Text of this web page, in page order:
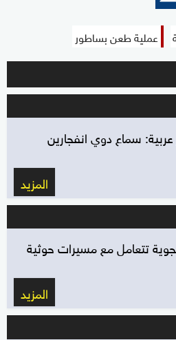
عملية طعن بساطور
سماع دوي انفجارين
المزيد
تتعامل مع مسيرات حوثية
المزيد